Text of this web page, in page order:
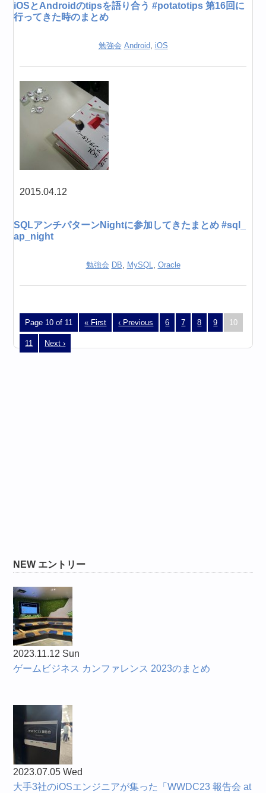
iOSとAndroidのtipsを語り合う #potatotips 第16回に
行ってきた時のまとめ
勉強会 Android, iOS
2015.04.12
SQLアンチパターンNightに参加してきたまとめ #sql_
ap_night
勉強会 DB, MySQL, Oracle
Page 10 of 11 « First ‹ Previous 6 7 8 9 10
11 Next ›
NEW エントリー
2023.11.12 Sun
ゲームビジネス カンファレンス 2023のまとめ
2023.07.05 Wed
大手3社のiOSエンジニアが集った「WWDC23 報告会 at